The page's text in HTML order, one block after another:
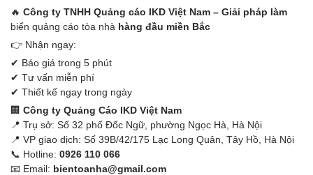
🔥 Công ty TNHH Quảng cáo IKD Việt Nam – Giải pháp làm
biển quảng cáo tòa nhà hàng đầu miền Bắc
👉 Nhận ngay:
✔ Báo giá trong 5 phút
✔ Tư vấn miễn phí
✔ Thiết kế ngay trong ngày
🏢 Công ty Quảng Cáo IKD Việt Nam
📍 Trụ sở: Số 32 phố Đốc Ngữ, phường Ngọc Hà, Hà Nội
📍 VP giao dịch: Số 39B/42/175 Lạc Long Quân, Tây Hồ, Hà Nội
📞 Hotline: 0926 110 066
📧 Email: bientoanha@gmail.com